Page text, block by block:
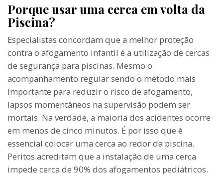
Porque usar uma cerca em volta da
Piscina?
Especialistas concordam que a melhor proteção
contra o afogamento infantil é a utilização de cercas
de segurança para piscinas. Mesmo o
acompanhamento regular sendo o método mais
importante para reduzir o risco de afogamento,
lapsos momentâneos na supervisão podem ser
mortais. Na verdade, a maioria dos acidentes ocorre
em menos de cinco minutos. É por isso que é
essencial colocar uma cerca ao redor da piscina.
Peritos acreditam que a instalação de uma cerca
impede cerca de 90% dos afogamentos pediátricos.